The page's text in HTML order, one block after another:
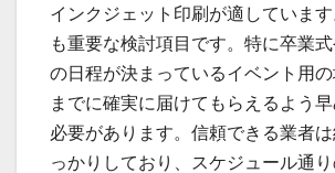
インクジェット印刷が適していま
も重要な検討項目です。特に卒業
の日程が決まっているイベント用
までに確実に届けてもらえるよう
必要があります。信頼できる業者
っかりしており、スケジュール通